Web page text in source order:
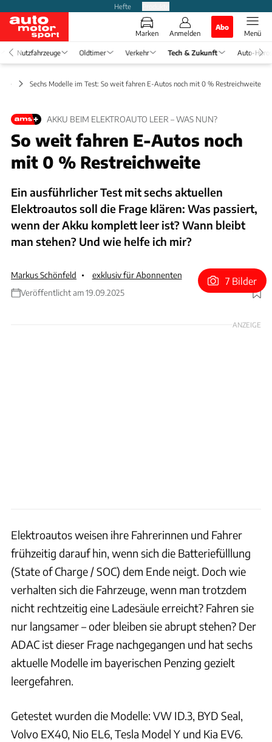
Hefte
Marken Anmelden
Abo
Menü
Nutzfahrzeuge Oldtimer Verkehr Tech & Zukunft Auto-
Sechs Modelle im Test: So weit fahren E-Autos noch mit 0 % Restreichweite
AKKU BEIM ELEKTROAUTO LEER – WAS NUN?
So weit fahren E-Autos noch
mit 0 % Restreichweite
Ein ausführlicher Test mit sechs aktuellen
Elektroautos soll die Frage klären: Was passiert,
wenn der Akku komplett leer ist? Wann bleibt
man stehen? Und wie helfe ich mir?
Markus Schönfeld
exklusiv für Abonnenten
Veröffentlicht am 19.09.2025
Foto: Gargolov / Schönfeld
7 Bilder
ANZEIGE
Elektroautos weisen ihre Fahrerinnen und Fahrer
frühzeitig darauf hin, wenn sich die Batteriefülllung
(State of Charge / SOC) dem Ende neigt. Doch wie
verhalten sich die Fahrzeuge, wenn man trotzdem
nicht rechtzeitig eine Ladesäule erreicht? Fahren sie
nur langsamer – oder bleiben sie abrupt stehen? Der
ADAC ist dieser Frage nachgegangen und hat sechs
aktuelle Modelle im bayerischen Penzing gezielt
leergefahren.
Getestet wurden die Modelle: VW ID.3, BYD Seal,
Volvo EX40, Nio EL6, Tesla Model Y und Kia EV6.